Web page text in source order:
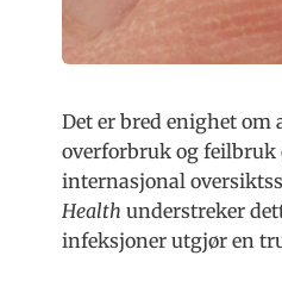
Det er bred enighet
overforbruk og feilbruk
internasjonal
Health understreker
infeksjoner utgjør en